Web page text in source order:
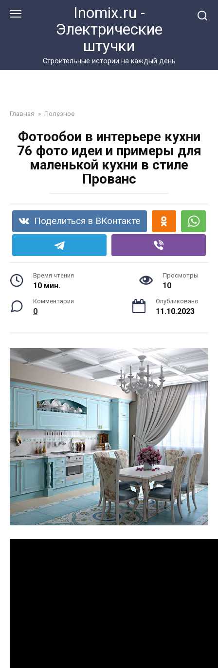
Inomix.ru -
Электрические
штучки
Cтроительные истории на каждый день
Главная » Полезное
Фотообои в интерьере кухни
76 фото идеи и примеры для
маленькой кухни в стиле
Прованс
Поделиться в ВКонтакте
Время чтения
10 мин.
Просмотры
10
Комментарии
0
Опубликовано
11.10.2023